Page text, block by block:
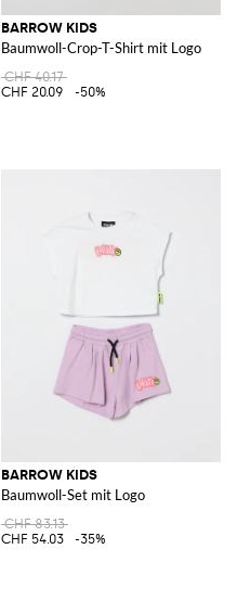
BARROW KIDS
Baumwoll-Crop-T-Shirt mit Logo
CHF 40.17
CHF 20.09
-50%
BARROW KIDS
Baumwoll-Set mit Logo
CHF 83.13
CHF 54.03
-35%